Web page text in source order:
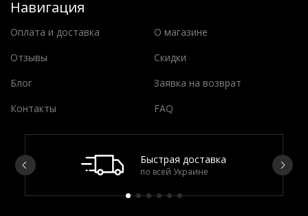
Навигация
Оплата и доставка
О магазине
Отзывы
Скидки
Блог
Заявка на возврат
Контакты
FAQ
Быстрая доставка
по всей Украине